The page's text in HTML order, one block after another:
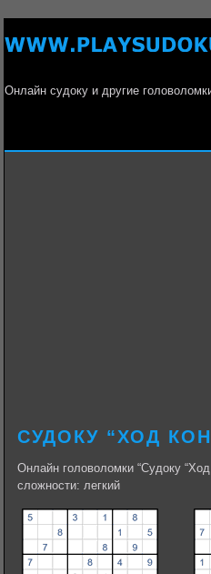
Онлайн судоку и другие
СУДОКУ “ХОД
Онлайн головоломки “Судоку
сложности: легкий